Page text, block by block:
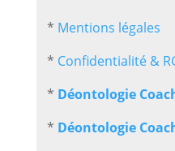
* Mentions légales
* Confidentialité &
* Déontologie
* Déontologie